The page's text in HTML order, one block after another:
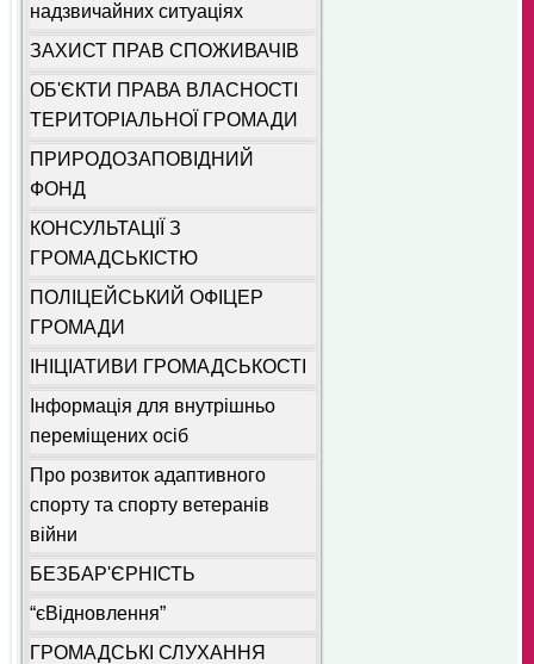
надзвичайних ситуаціях
ЗАХИСТ ПРАВ СПОЖИВАЧІВ
ОБ'ЄКТИ ПРАВА ВЛАСНОСТІ
ТЕРИТОРІАЛЬНОЇ ГРОМАДИ
ПРИРОДОЗАПОВІДНИЙ
ФОНД
КОНСУЛЬТАЦІЇ З
ГРОМАДСЬКІСТЮ
ПОЛІЦЕЙСЬКИЙ ОФІЦЕР
ГРОМАДИ
ІНІЦІАТИВИ ГРОМАДСЬКОСТІ
Інформація для внутрішньо
переміщених осіб
Про розвиток адаптивного
спорту та спорту ветеранів
війни
БЕЗБАР'ЄРНІСТЬ
“єВідновлення”
ГРОМАДСЬКІ СЛУХАННЯ